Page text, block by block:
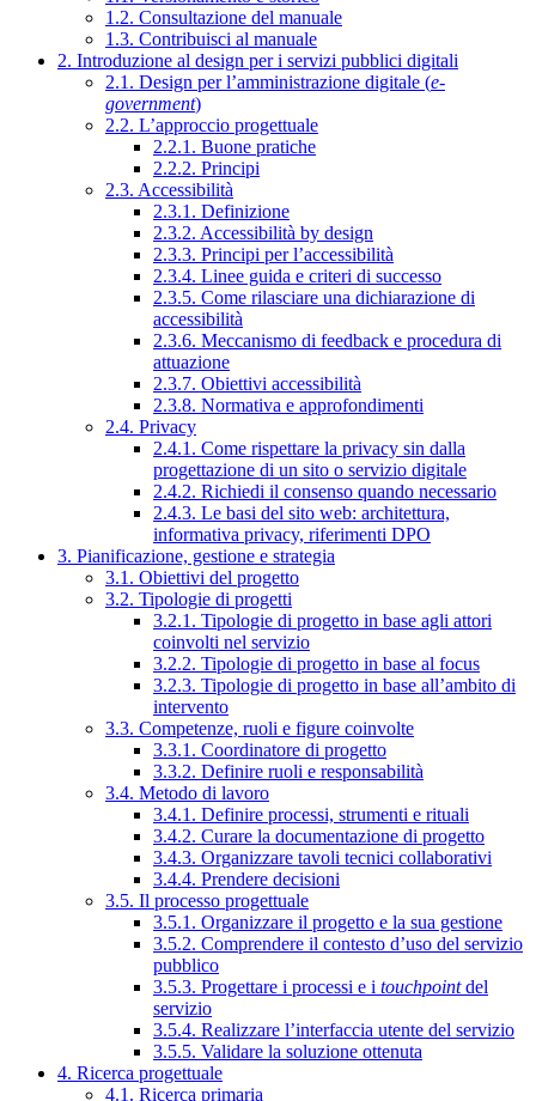
1.2. Consultazione del manuale
1.3. Contribuisci al manuale
2. Introduzione al design per i servizi pubblici digitali
2.1. Design per l’amministrazione digitale (e-
government)
2.2. L’approccio progettuale
2.2.1. Buone pratiche
2.2.2. Principi
2.3. Accessibilità
2.3.1. Definizione
2.3.2. Accessibilità by design
2.3.3. Principi per l’accessibilità
2.3.4. Linee guida e criteri di successo
2.3.5. Come rilasciare una dichiarazione di
accessibilità
2.3.6. Meccanismo di feedback e procedura di
attuazione
2.3.7. Obiettivi accessibilità
2.3.8. Normativa e approfondimenti
2.4. Privacy
2.4.1. Come rispettare la privacy sin dalla
progettazione di un sito o servizio digitale
2.4.2. Richiedi il consenso quando necessario
2.4.3. Le basi del sito web: architettura,
informativa privacy, riferimenti DPO
3. Pianificazione, gestione e strategia
3.1. Obiettivi del progetto
3.2. Tipologie di progetti
3.2.1. Tipologie di progetto in base agli attori
coinvolti nel servizio
3.2.2. Tipologie di progetto in base al focus
3.2.3. Tipologie di progetto in base all’ambito di
intervento
3.3. Competenze, ruoli e figure coinvolte
3.3.1. Coordinatore di progetto
3.3.2. Definire ruoli e responsabilità
3.4. Metodo di lavoro
3.4.1. Definire processi, strumenti e rituali
3.4.2. Curare la documentazione di progetto
3.4.3. Organizzare tavoli tecnici collaborativi
3.4.4. Prendere decisioni
3.5. Il processo progettuale
3.5.1. Organizzare il progetto e la sua gestione
3.5.2. Comprendere il contesto d’uso del servizio
pubblico
3.5.3. Progettare i processi e i touchpointdel
servizio
3.5.4. Realizzare l’interfaccia utente del servizio
3.5.5. Validare la soluzione ottenuta
4. Ricerca progettuale
4.1. Ricerca primaria